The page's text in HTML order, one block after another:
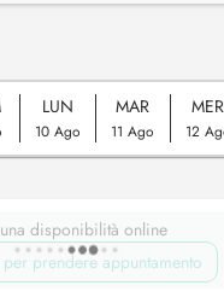
LUN
10 Ago
MAR
11 Ago
MER
12
disponibilità online
prendere appuntamento